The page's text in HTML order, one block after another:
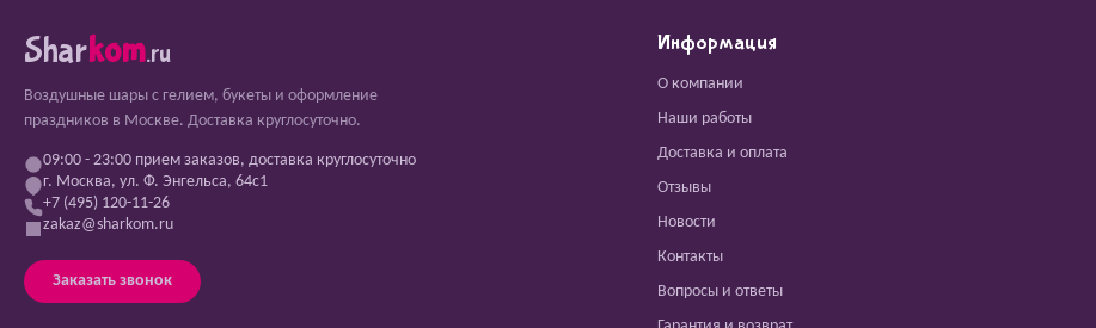
Sharkom.ru
Воздушные шары с гелием, букеты и оформление
праздников в Москве. Доставка круглосуточно.
09:00 - 23:00 прием заказов, доставка круглосуточно
г. Москва, ул. Ф. Энгельса, 64с1
+7 (495) 120-11-26
zakaz@sharkom.ru
Заказать звонок
Информация
О компании
Наши работы
Доставка и оплата
Отзывы
Новости
Контакты
Вопросы и ответы